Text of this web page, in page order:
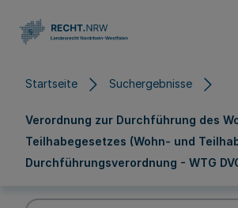
Startseite Suchergebnisse
Verordnung zur Durchführung des
Teilhabegesetzes (Wohn- und
Durchführungsverordnung - WTG